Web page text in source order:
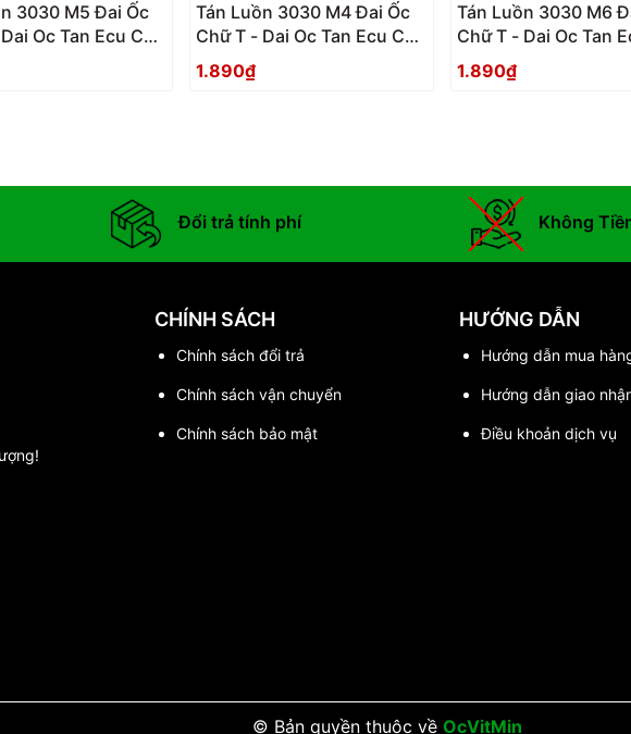
3030 M5 Đai Ốc
Oc Tan Ecu Chu
Tán Luồn 3030 M4 Đai Ốc
Chữ T - Dai Oc Tan Ecu Chu
T Luon
1.890₫
Tán Luồn 3030 M6
Chữ T - Dai Oc Tan
T Luon
1.890₫
Đổi trả tính phí Không
CHÍNH SÁCH
Chính sách đổi trả
Chính sách vận chuyển
Chính sách bảo mật
HƯỚNG DẪN
Hướng dẫn mua
Hướng dẫn giao
Điều khoản dịch vụ
© Bản quyền thuộc về OcVitMin